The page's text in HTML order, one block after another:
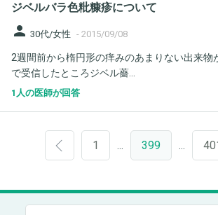
ジベルバラ色粃糠疹について
person 30代/女性 - 2015/09/08
2週間前から楕円形の痒みのあまりない出来物
で受信したところジベル薔...
1人の医師が回答
1 399